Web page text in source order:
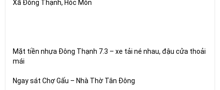
Xã Đông Thạnh, Hóc Môn
Mặt tiền nhựa Đông Thạnh 7.3 – xe tải né nhau, đậu cửa thoải
mái
Ngay sát Chợ Gấu – Nhà Thờ Tân Đông